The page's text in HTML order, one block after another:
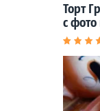
Торт
с